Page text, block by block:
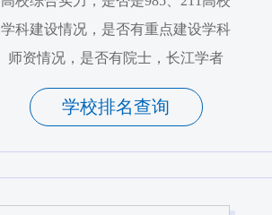
学科建设情况，是否有重点建设学科
师资情况，是否有院士，长江学者
学校排名查询